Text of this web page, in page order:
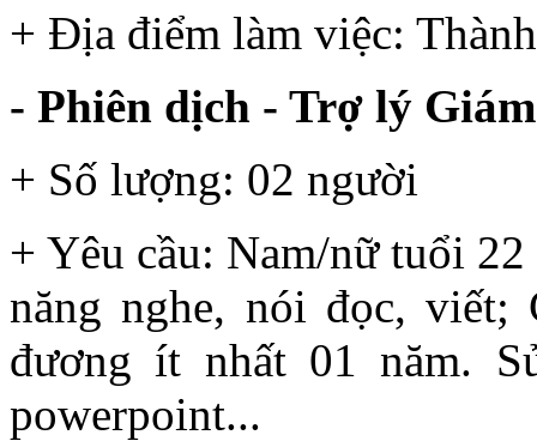
+ Địa điểm làm việc:
- Phiên dịch - Trợ lý
+ Số lượng: 02 người
+ Yêu cầu: Nam/nữ tuổi
năng nghe, nói đọc,
đương ít nhất 01 năm.
powerpoint...